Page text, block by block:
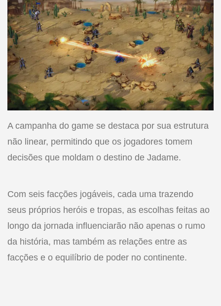
A campanha do game se destaca por sua estrutura
não linear, permitindo que os jogadores tomem
decisões que moldam o destino de Jadame.
Com seis facções jogáveis, cada uma trazendo
seus próprios heróis e tropas, as escolhas feitas ao
longo da jornada influenciarão não apenas o rumo
da história, mas também as relações entre as
facções e o equilíbrio de poder no continente.